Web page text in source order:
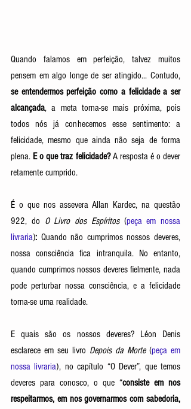
Quando falamos em perfeição, talvez muitos
se entendermos perfeição como a felicidade a ser
alcançada, a meta torna-se mais próxima, pois
todos nós já conhecemos esse sentimento: a
felicidade, mesmo que ainda não seja de forma
plena. E o que traz felicidade? A resposta é o dever
retamente cumprido.
É o que nos assevera Allan Kardec, na questão
922, do O Livro dos Espíritos (peça em nossa
livraria): Quando não cumprimos nossos deveres,
nossa consciência fica intranquila. No entanto,
quando cumprimos nossos deveres fielmente, nada
pode perturbar nossa consciência, e a felicidade
torna-se uma realidade.
E quais são os nossos deveres?
Léon Denis
esclarece em seu livro Depois da Morte (peça em
nossa livraria), no capítulo “O Dever”, que temos
deveres para conosco, o que “consiste em nos
respeitarmos, em nos governarmos com sabedoria,